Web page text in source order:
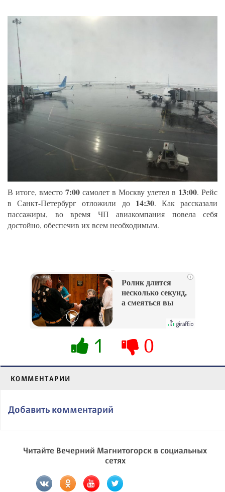
В итоге, вместо 7:00 самолет в Москву улетел в 13:00. Рейс
в Санкт-Петербург отложили до14:30. Как рассказали
пассажиры, во время ЧП авиакомпания повела себя
достойно, обеспечив их всем необходимым.
i
Ролик длится
несколько секунд,
а смеяться вы
1 0
КОММЕНТАРИИ
Добавить комментарий
Читайте Вечерний Магнитогорск в социальных
сетях